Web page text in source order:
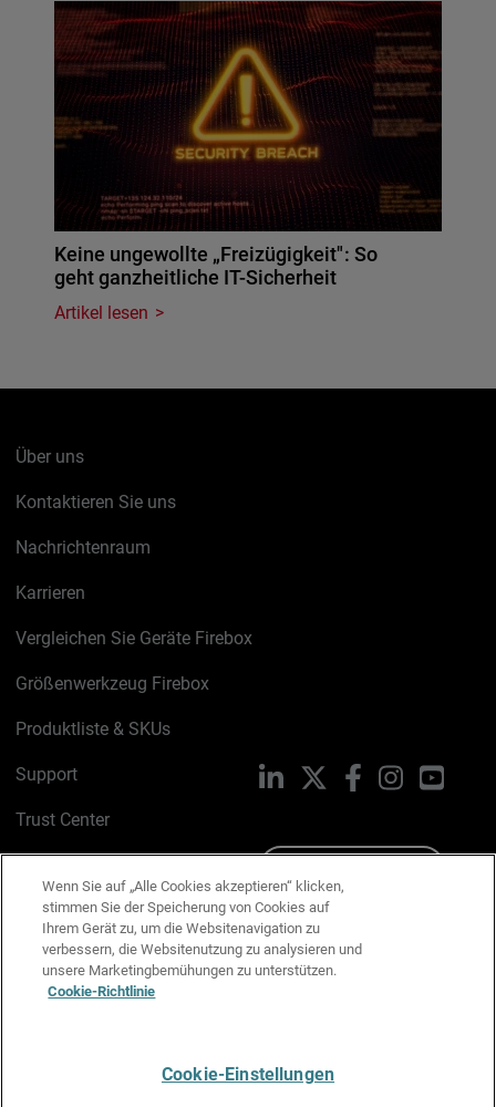
Keine ungewollte „Freizügigkeit": So
geht ganzheitliche IT-Sicherheit
Artikel lesen
Über uns
Kontaktieren Sie uns
Nachrichtenraum
Karrieren
Vergleichen Sie Geräte Firebox
Größenwerkzeug Firebox
Produktliste & SKUs
Support
Trust Center
Cookie-Richtlinie
Datenschutzrichtlinie
Media & Brand Kit
LinkedIn FacebookInstagram
Wenn Sie auf „Alle Cookies akzeptieren“ klicken,
stimmen Sie der Speicherung von Cookies auf
Ihrem Gerät zu, um die Websitenavigation zu
verbessern, die Websitenutzung zu analysieren und
unsere Marketingbemühungen zu unterstützen.
Cookie-Richtlinie
Cookie-Einstellungen